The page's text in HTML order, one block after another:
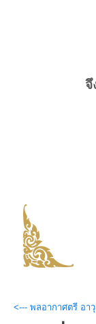
จึ
<--- พลอากาศตรี อา